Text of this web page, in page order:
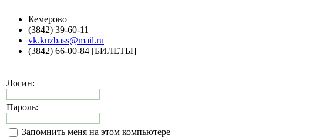
Кемерово
(3842) 39-60-11
vk.kuzbass@mail.ru
(3842) 66-00-84 [БИЛЕТЫ]
Логин:
Пароль:
Запомнить меня на этом компьютере